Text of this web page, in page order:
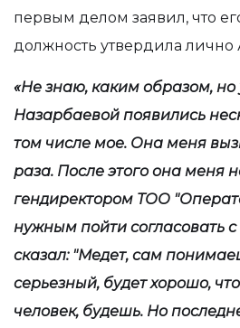
первым делом заявил, что
должность утвердила лично
«Не знаю, каким образом, но
Назарбаевой появились
том числе мое. Она меня
раза. После этого она меня
гендиректором ТОО
нужным пойти согласовать
сказал: "Медет, сам
серьезный, будет хорошо,
человек, будешь. Но